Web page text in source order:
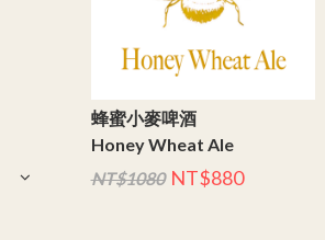
蜂蜜小麥啤酒
Honey Wheat Ale
NT$1080 NT$880